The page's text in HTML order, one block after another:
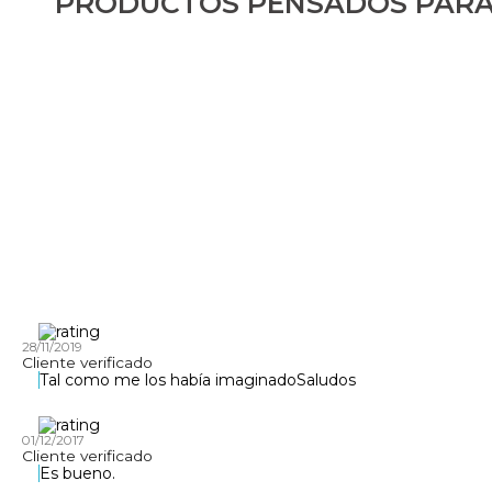
28/11/2019
Cliente verificado
Tal como me los había imaginadoSaludos
01/12/2017
Cliente verificado
Es bueno.